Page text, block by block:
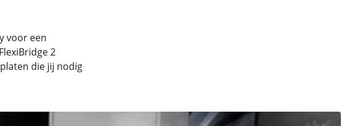
voor een
2
die jij nodig